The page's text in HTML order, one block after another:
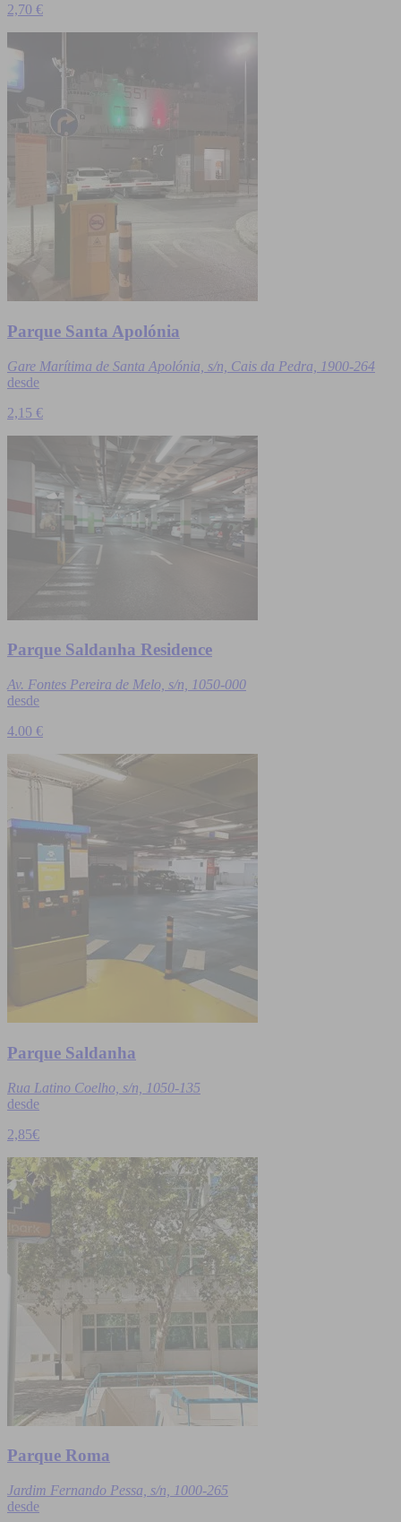
2,70 €
Parque Santa Apolónia
Gare Marítima de Santa Apolónia, s/n, Cais da Pedra, 1900-264
desde
2,15 €
Parque Saldanha Residence
Av. Fontes Pereira de Melo, s/n, 1050-000
desde
4.00 €
Parque Saldanha
Rua Latino Coelho, s/n, 1050-135
desde
2,85€
Parque Roma
Jardim Fernando Pessa, s/n, 1000-265
desde